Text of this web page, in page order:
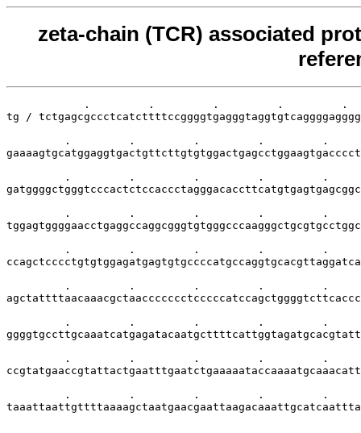
zeta-chain (TCR) associated
.         .         .         .         .
tg /
.         .         .         .         .
.         .         .         .         .
.         .         .         .         .
.         .         .         .         .
.         .         .         .         .
.         .         .         .         .
.         .         .         .         .
.         .         .         .         .